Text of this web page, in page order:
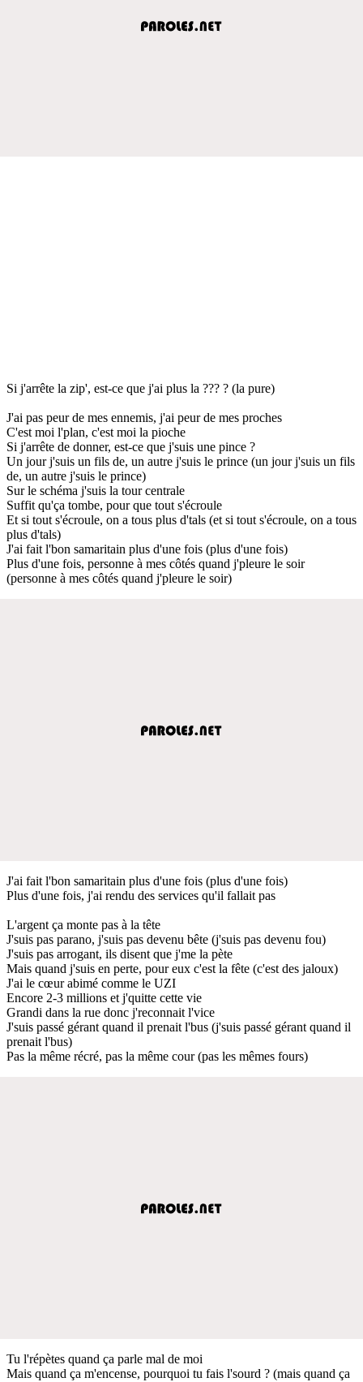
Si j'arrête la zip', est-ce que j'ai plus la ??? ? (la pure)
J'ai pas peur de mes ennemis, j'ai peur de mes proches
C'est moi l'plan, c'est moi la pioche
Si j'arrête de donner, est-ce que j'suis une pince ?
Un jour j'suis un fils de, un autre j'suis le prince (un jour j'suis un fils
de, un autre j'suis le prince)
Sur le schéma j'suis la tour centrale
Suffit qu'ça tombe, pour que tout s'écroule
Et si tout s'écroule, on a tous plus d'tals (et si tout s'écroule, on a tous
plus d'tals)
J'ai fait l'bon samaritain plus d'une fois (plus d'une fois)
Plus d'une fois, personne à mes côtés quand j'pleure le soir
(personne à mes côtés quand j'pleure le soir)
J'ai fait l'bon samaritain plus d'une fois (plus d'une fois)
Plus d'une fois, j'ai rendu des services qu'il fallait pas
L'argent ça monte pas à la tête
J'suis pas parano, j'suis pas devenu bête (j'suis pas devenu fou)
J'suis pas arrogant, ils disent que j'me la pète
Mais quand j'suis en perte, pour eux c'est la fête (c'est des jaloux)
J'ai le cœur abimé comme le UZI
Encore 2-3 millions et j'quitte cette vie
Grandi dans la rue donc j'reconnait l'vice
J'suis passé gérant quand il prenait l'bus (j'suis passé gérant quand il
prenait l'bus)
Pas la même récré, pas la même cour (pas les mêmes fours)
Tu l'répètes quand ça parle mal de moi
Mais quand ça m'encense, pourquoi tu fais l'sourd ? (mais quand ça